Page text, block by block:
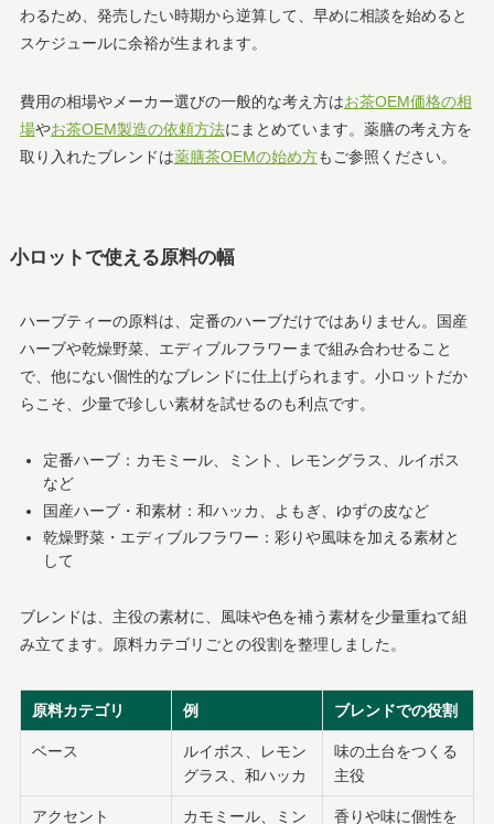
わるため、発売したい時期から逆算して、早めに相談を始めると
スケジュールに余裕が生まれます。
費用の相場やメーカー選びの一般的な考え方はお茶OEM価格の相
場やお茶OEM製造の依頼方法にまとめています。薬膳の考え方を
取り入れたブレンドは薬膳茶OEMの始め方もご参照ください。
小ロットで使える原料の幅
ハーブティーの原料は、定番のハーブだけではありません。国産
ハーブや乾燥野菜、エディブルフラワーまで組み合わせること
で、他にない個性的なブレンドに仕上げられます。小ロットだか
らこそ、少量で珍しい素材を試せるのも利点です。
定番ハーブ：カモミール、ミント、レモングラス、ルイボス
など
国産ハーブ・和素材：和ハッカ、よもぎ、ゆずの皮など
乾燥野菜・エディブルフラワー：彩りや風味を加える素材と
して
ブレンドは、主役の素材に、風味や色を補う素材を少量重ねて組
み立てます。原料カテゴリごとの役割を整理しました。
原料カテゴリ 例 ブレンドでの役割
ベース
ルイボス、レモン
グラス、和ハッカ
味の土台をつくる
主役
アクセント カモミール、ミン 香りや味に個性を